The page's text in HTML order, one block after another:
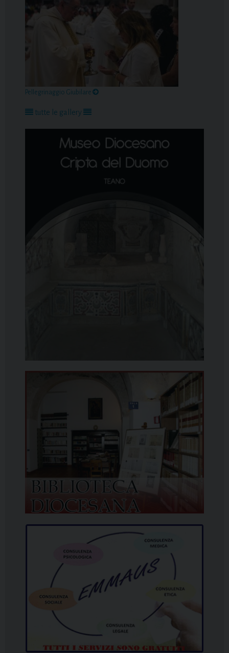
Pellegrinaggio Giubilare
tutte le gallery